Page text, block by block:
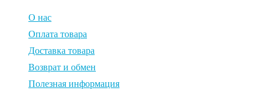
О нас
Оплата товара
Доставка товара
Возврат и обмен
Полезная информация